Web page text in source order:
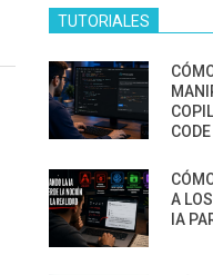
TUTORIALES
CODE
A
IA